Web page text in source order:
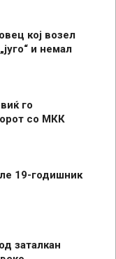
кој возел
и немал
го
со МКК
19-годишник
заталкан